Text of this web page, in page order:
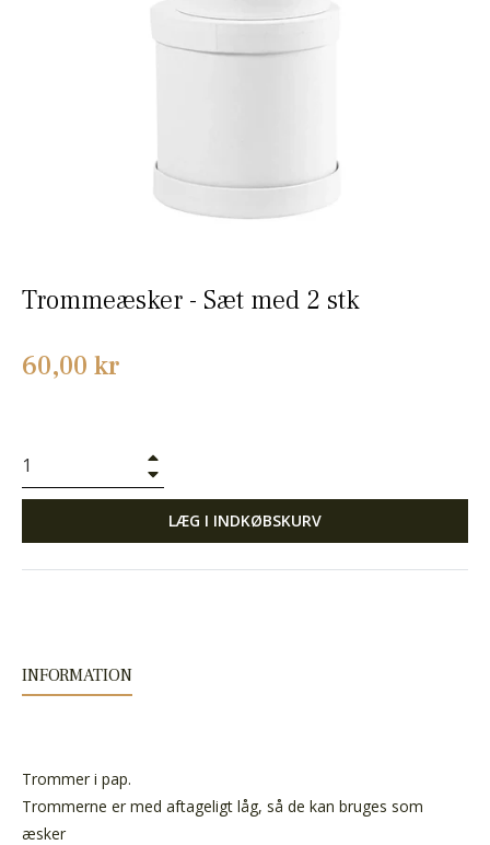
Trommeæsker - Sæt med 2 stk
Normalpris
60,00 kr
LÆG I INDKØBSKURV
INFORMATION
Trommer i pap.
Trommerne er med aftageligt låg, så de kan bruges som
æsker